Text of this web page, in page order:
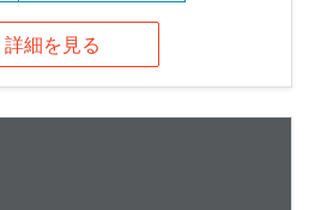
詳細を見る